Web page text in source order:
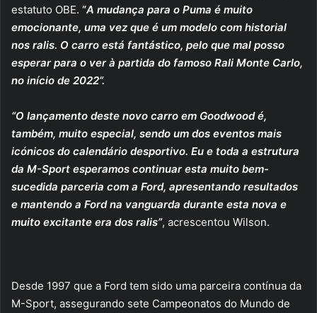
estatuto OBE. “A mudança para o Puma é muito
emocionante, uma vez que é um modelo com historial
nos ralis. O carro está fantástico, pelo que mal posso
esperar para o ver à partida do famoso Rali Monte Carlo,
no início de 2022”.
“O lançamento deste novo carro em Goodwood é,
também, muito especial, sendo um dos eventos mais
icónicos do calendário desportivo. Eu e toda a estrutura
da M-Sport esperamos continuar esta muito bem-
sucedida parceria com a Ford, apresentando resultados
e mantendo a Ford na vanguarda durante esta nova e
muito excitante era dos ralis”, acrescentou Wilson.
Desde 1997 que a Ford tem sido uma parceira contínua da
M-Sport, assegurando sete Campeonatos do Mundo de